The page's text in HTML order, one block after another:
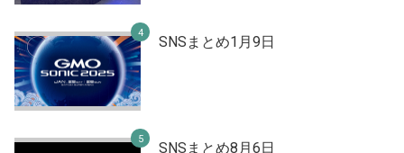
SNSまとめ1月9日
SNSまとめ8月6日